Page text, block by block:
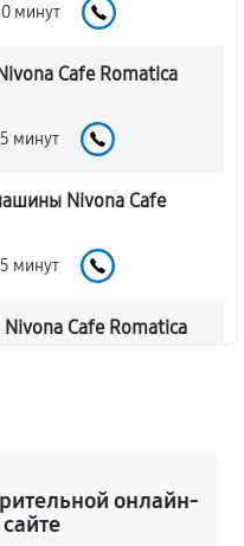
минут
Cafe Romatica
минут
Nivona Cafe
минут
Cafe Romatica
минут
онлайн-